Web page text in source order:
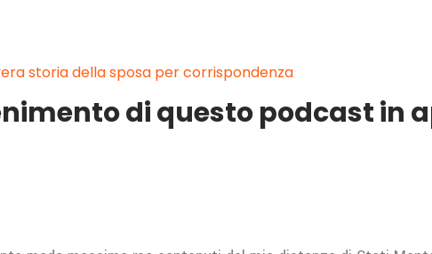
storia della sposa per corrispondenza
di questo podcast in